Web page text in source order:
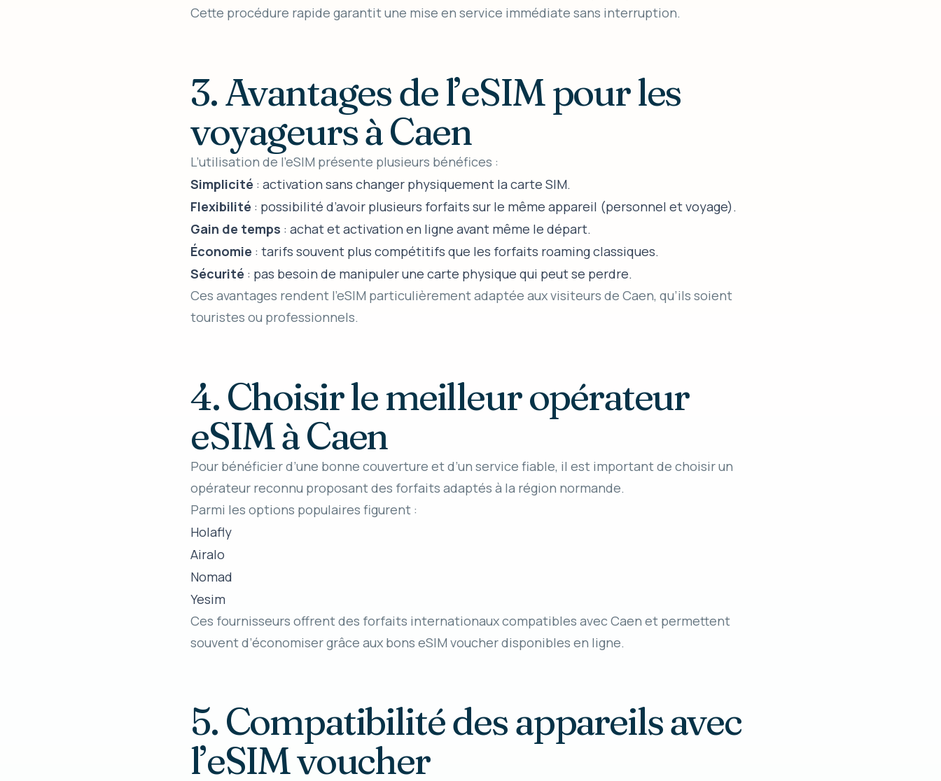
Cette procédure rapide garantit une mise en service immédiate sans interruption.
3. Avantages de l’eSIM pour les
voyageurs à Caen
L’utilisation de l’eSIM présente plusieurs bénéfices :
Simplicité : activation sans changer physiquement la carte SIM.
Flexibilité : possibilité d’avoir plusieurs forfaits sur le même appareil (personnel et voyage).
Gain de temps : achat et activation en ligne avant même le départ.
Économie : tarifs souvent plus compétitifs que les forfaits roaming classiques.
Sécurité : pas besoin de manipuler une carte physique qui peut se perdre.
Ces avantages rendent l’eSIM particulièrement adaptée aux visiteurs de Caen, qu’ils soient
touristes ou professionnels.
4. Choisir le meilleur opérateur
eSIM à Caen
Pour bénéficier d’une bonne couverture et d’un service fiable, il est important de choisir un
opérateur reconnu proposant des forfaits adaptés à la région normande.
Parmi les options populaires figurent :
Holafly
Airalo
Nomad
Yesim
Ces fournisseurs offrent des forfaits internationaux compatibles avec Caen et permettent
souvent d’économiser grâce aux bons eSIM voucher disponibles en ligne.
5. Compatibilité des appareils avec
l’eSIM voucher